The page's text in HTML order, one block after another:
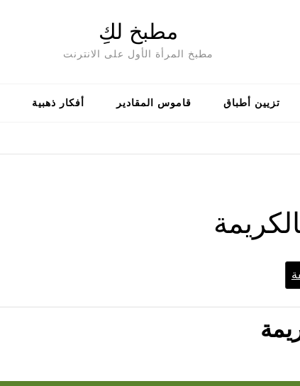
مطبخ لكِ
مطبخ المرأة الأول على الانترنت
تزيين أطباق قاموس المقادير أفكار ذهبية